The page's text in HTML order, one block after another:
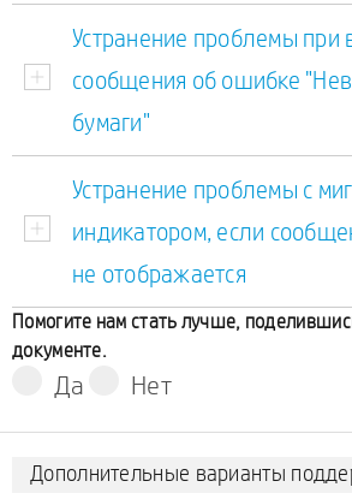
Устранение проблемы при
сообщения об ошибке
бумаги"
Устранение проблемы с
индикатором, если
не отображается
Помогите нам стать лучше,
документе.
Да Нет
Дополнительные варианты